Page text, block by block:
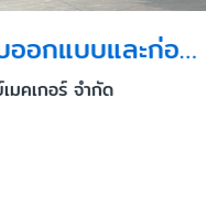
บริการรับออกแบบและก่อสร้างร้านอาหารแฟรนไชน์ครบวงจร
จำกัด